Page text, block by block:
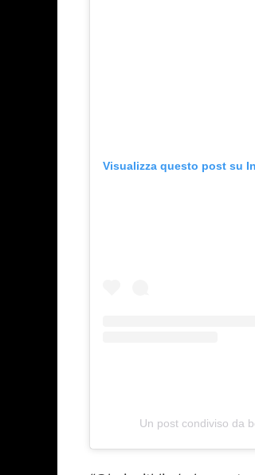
Visualizza questo post su
Un post condiviso da